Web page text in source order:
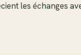
les échanges